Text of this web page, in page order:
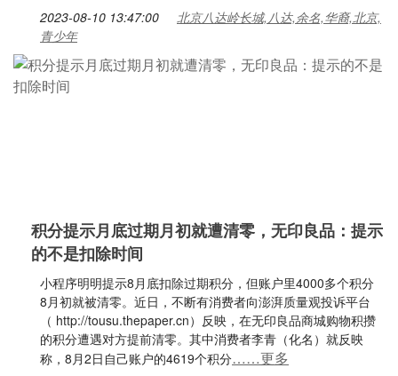
2023-08-10 13:47:00
北京八达岭长城,八达,余名,华裔,北京,
青少年
积分提示月底过期月初就遭清零，无印良品：提示
的不是扣除时间
小程序明明提示8月底扣除过期积分，但账户里4000多个积分
8月初就被清零。近日，不断有消费者向澎湃质量观投诉平台
（ http://tousu.thepaper.cn）反映，在无印良品商城购物积攒
的积分遭遇对方提前清零。其中消费者李青（化名）就反映
称，8月2日自己账户的4619个积分……更多